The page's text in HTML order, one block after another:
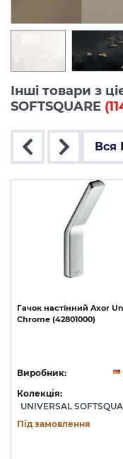
Інші товари з
SOFTSQUARE
Вся
Гачок настінний Axor
Chrome (42801000)
Виробник:
Колекція:
UNIVERSAL
Під замовлення